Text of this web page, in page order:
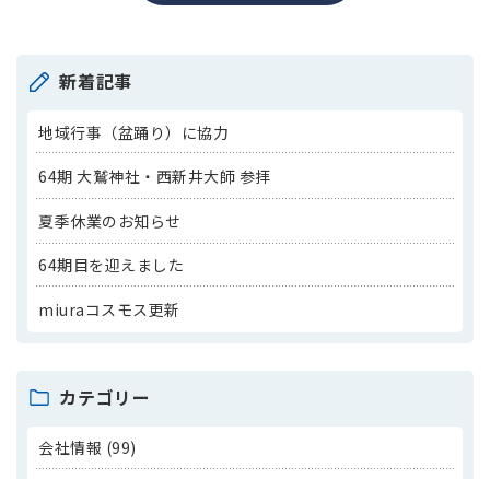
新着記事
地域行事（盆踊り）に協力
64期 大鷲神社・西新井大師 参拝
夏季休業のお知らせ
64期目を迎えました
miuraコスモス更新
カテゴリー
会社情報 (99)